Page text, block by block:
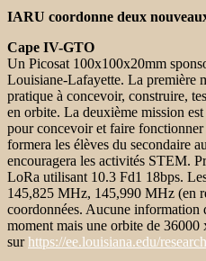
IARU coordonne deux
Cape IV-GTO
Un Picosat 100x100x20mm
Louisiane-Lafayette. La première
pratique à concevoir, construire,
en orbite. La deuxième mission
pour concevoir et faire fonctionner
formera les élèves du secondaire
encouragera les activités STEM.
LoRa utilisant 10.3 Fd1 18bps.
145,825 MHz, 145,990 MHz (en
coordonnées. Aucune information
moment mais une orbite de
surhttps://ee.louisiana.edu/